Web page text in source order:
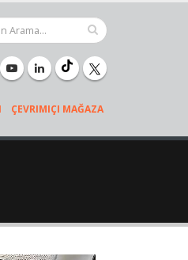
ÇEVRIMIÇI MAĞAZA